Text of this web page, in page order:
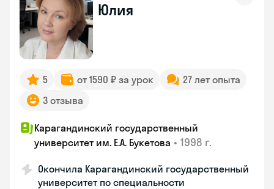
Юлия
5 от 1590 ₽ за урок
27 лет опыта
3 отзыва
Карагандинский государственный
университет им. Е.А. Букетова • 1998 г.
Окончила Карагандинский государственный
университет по специальности